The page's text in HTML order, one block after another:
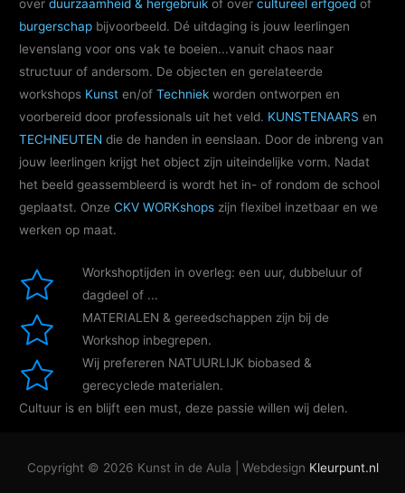
overduurzaamheid & hergebruik of overcultureel erfgoed of
burgerschap bijvoorbeeld. Dé uitdaging is jouw leerlingen
levenslang voor ons vak te boeien...vanuit chaos naar
structuur of andersom. De objecten en gerelateerde
workshops Kunst en/ofTechniek worden ontworpen en
voorbereid door professionals uit het veld. KUNSTENAARS en
TECHNEUTEN die de handen in eenslaan. Door de inbreng van
jouw leerlingen krijgt het object zijn uiteindelijke vorm. Nadat
het beeld geassembleerd is wordt het in- of rondom de school
geplaatst. Onze CKV WORKshops zijn flexibel inzetbaar en we
werken op maat.
Workshoptijden in overleg: een uur, dubbeluur of
dagdeel of ...
MATERIALEN & gereedschappen zijn bij de
Workshop inbegrepen.
Wij prefereren NATUURLIJK biobased &
gerecyclede materialen.
Cultuur is en blijft een must, deze passie willen wij delen.
Copyright © 2026 Kunst in de Aula | Webdesign Kleurpunt.nl